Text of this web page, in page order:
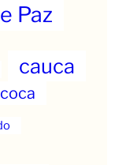
Paz
cauca
coca